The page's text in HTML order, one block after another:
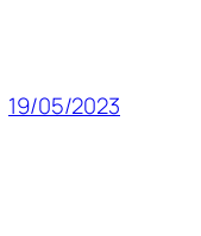
19/05/2023